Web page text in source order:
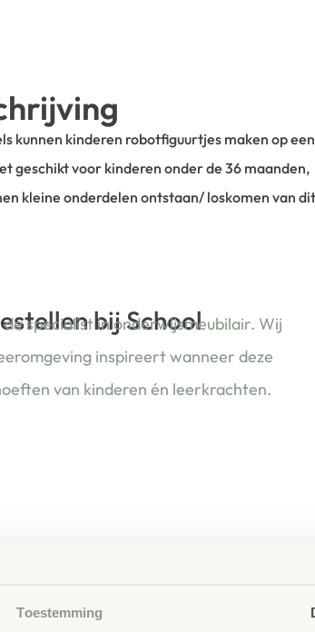
Toestemming
kunnen kinderen robotfiguurtjes maken op een
geschikt voor kinderen onder de 36 maanden,
kleine onderdelen ontstaan/ loskomen van dit
bij School
de specialist in onderwijsmeubilair. Wij
inspireert wanneer deze
van kinderen én leerkrachten.